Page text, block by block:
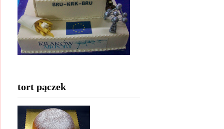
tort pączek